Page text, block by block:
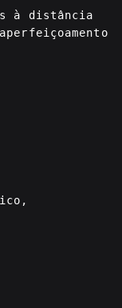
à distância